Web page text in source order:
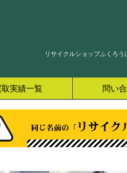
リサイクルショップふくろ
実績一覧 問い